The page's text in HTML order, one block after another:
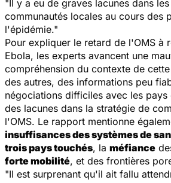
"Il y a eu de graves lacunes dans
communautés locales au cours des
l'épidémie."
Pour expliquer le retard de l'OMS à
Ebola, les experts avancent une
compréhension du contexte de
des autres, des informations peu
négociations difficiles avec les pays
des lacunes dans la stratégie de
l'OMS. Le rapport mentionne
insuffisances des systèmes de
trois pays touchés, la méfiance
forte mobilité, et des frontières
"Il est surprenant qu'il ait fallu